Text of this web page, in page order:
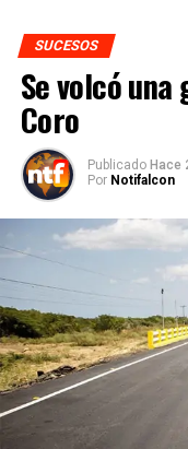
SUCESOS
Se volcó
Coro
Publicado Hace
Por Notifalcon